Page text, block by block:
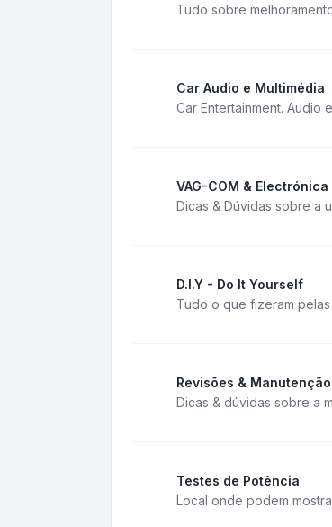
Tudo sobre
Car Audio e Multimédia
Car Entertainment. Audio
VAG-COM & Electrónica
Dicas & Dúvidas sobre a
D.I.Y - Do It Yourself
Tudo o que fizeram
Revisões & Manutenção
Dicas & dúvidas sobre a
Testes de Potência
Local onde podem